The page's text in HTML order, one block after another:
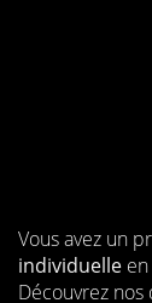
Vous avez un
individuelle
Découvrez